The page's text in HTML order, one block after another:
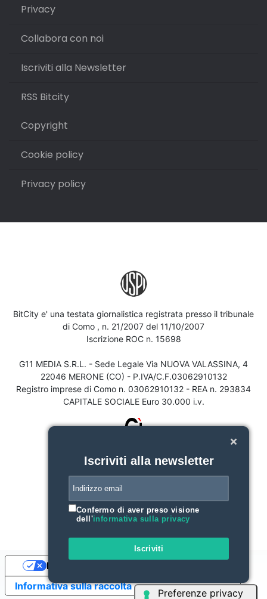
Privacy
Collabora con noi
Iscriviti alla Newsletter
RSS Bitcity
Copyright
Cookie policy
Privacy policy
BitCity e' una testata giornalistica registrata presso il tribunale
di Como , n. 21/2007 del 11/10/2007
Iscrizione ROC n. 15698
G11 MEDIA S.R.L. - Sede Legale Via NUOVA VALASSINA, 4
22046 MERONE (CO) - P.IVA/C.F.03062910132
Registro imprese di Como n. 03062910132 - REA n. 293834
CAPITALE SOCIALE Euro 30.000 i.v.
Iscriviti alla newsletter
Confermo di aver preso visione
dell'informativa sulla privacy
Iscriviti
Informativa sulla raccolta
Le tue preferenze relative alla privacy